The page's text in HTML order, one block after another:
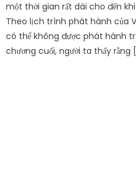
một thời gian rất dài cho đến
Theo lịch trình phát hành của
có thể không được phát hành
chương cuối, người ta thấy rằng